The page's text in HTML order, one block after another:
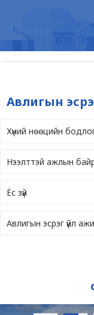
Авлигын
Хүний нөөцийн
Нээлттэй ажлын
Ёс зүй
Авлигын эсрэг үйл